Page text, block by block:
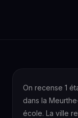
On recense 1
dans la
école. La ville